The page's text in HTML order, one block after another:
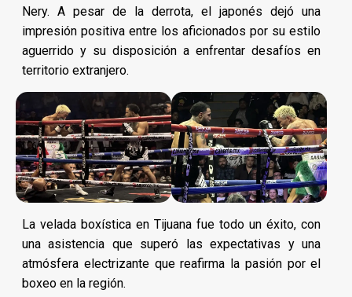
Nery. A pesar de la derrota, el japonés dejó una
impresión positiva entre los aficionados por su estilo
aguerrido y su disposición a enfrentar desafíos en
territorio extranjero.
La velada boxística en Tijuana fue todo un éxito, con
una asistencia que superó las expectativas y una
atmósfera electrizante que reafirma la pasión por el
boxeo en la región.